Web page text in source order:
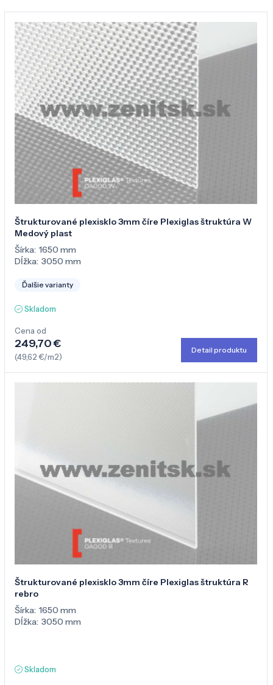
Štrukturované plexisklo 3mm číre Plexiglas štruktúra W
Medový plast
Šírka: 1650 mm
Dĺžka: 3050 mm
Ďalšie varianty
Skladom
Cena od
249,70 €
(49,62 €/m2)
Detail produktu
Štrukturované plexisklo 3mm číre Plexiglas štruktúra R
rebro
Šírka: 1650 mm
Dĺžka: 3050 mm
Skladom